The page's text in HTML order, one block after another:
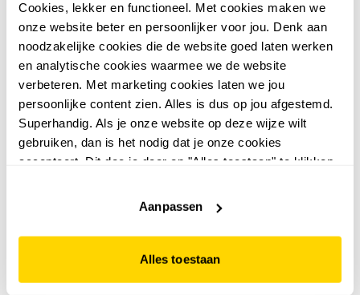
Cookies, lekker en functioneel. Met cookies maken we
onze website beter en persoonlijker voor jou. Denk aan
noodzakelijke cookies die de website goed laten werken
en analytische cookies waarmee we de website
verbeteren. Met marketing cookies laten we jou
persoonlijke content zien. Alles is dus op jou afgestemd.
Superhandig. Als je onze website op deze wijze wilt
gebruiken, dan is het nodig dat je onze cookies
accepteert. Dit doe je door op "Alles toestaan" te klikken.
website niet optimaal functioneert.
Aanpassen
Alles toestaan